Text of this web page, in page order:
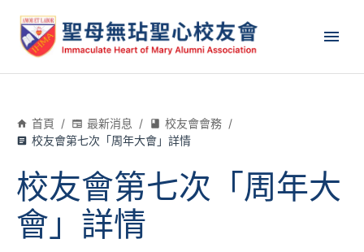
首頁 / 最新消息 / 校友會會務 /
校友會第七次「周年大會」詳情
校友會第七次「周年大
會」詳情